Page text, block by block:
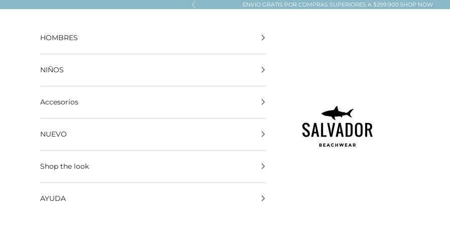
Anterior ENVIO GRATIS POR COMPRAS SUPERIORES A $299.900 SHOP NOW
Salvador Beachwear
HOMBRES
NIÑOS
Accesorios
NUEVO
Shop the look
AYUDA